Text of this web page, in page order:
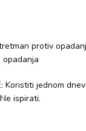
protiv
opadanja
Koristiti jednom
ispirati.